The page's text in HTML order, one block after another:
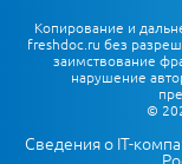
Копирование и
freshdoc.ru без
заимствование
нарушение
©
Сведения о IT-